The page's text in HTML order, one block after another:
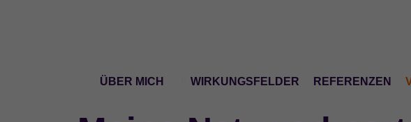
ÜBER MICH WIRKUNGSFELDER REFERENZEN